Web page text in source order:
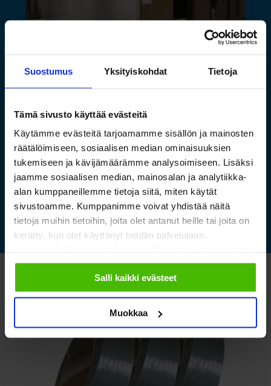
Suostumus Yksityiskohdat Tietoja
Tämä sivusto käyttää evästeitä
Käytämme evästeitä tarjoamamme sisällön ja mainosten
räätälöimiseen, sosiaalisen median ominaisuuksien
tukemiseen ja kävijämäärämme analysoimiseen. Lisäksi
jaamme sosiaalisen median, mainosalan ja analytiikka-
alan kumppaneillemme tietoja siitä, miten käytät
sivustoamme. Kumppanimme voivat yhdistää näitä
tietoja muihin tietoihin, joita olet antanut heille tai joita on
kerätty, kun olet käyttänyt heidän palvelujaan.
sallimiisi evästeisiin.
Salli kaikki evästeet
Muokkaa
luontokeskuksen esineistölle
sopivat ilmastoidut ja
kestävät säilytysratkaisut
Lue lisää »
Katso myös nämä